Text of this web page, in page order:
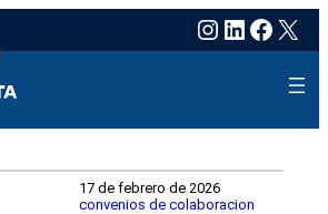
Instagram
LinkedIn
X
17 de febrero de 2026
convenios de colaboracion